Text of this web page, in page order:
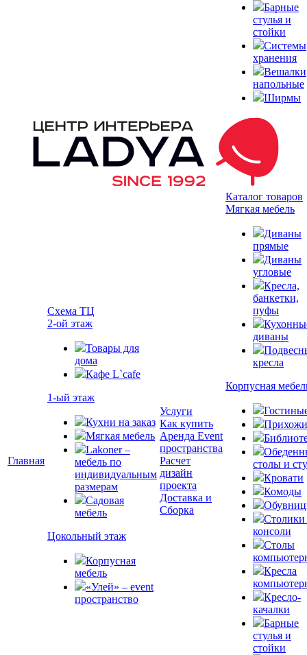
Барные
стулья и
стойки
Системы
хранения
Вешалки
напольные
Ширмы
Главная
Схема ТЦ
2-ой этаж
Товары для
дома
Кафе L`cafe
1-ый этаж
Кухни на заказ
Мягкая мебель
Lakoner –
мебель по
индивидуальным
размерам
Садовая
мебель
Цокольный этаж
Корпусная
мебель
«Улей» – event
пространство
Услуги
Как купить
Аренда Event
пространства
Расчет
дизайн
проекта
Доставка и
Сборка
Каталог товаров
Мягкая мебель
Диваны
прямые
Диваны
угловые
Кресла,
банкетки,
пуфы
диваны
кресла
Корпусная
столы и
Кровати
Комоды
Столики
консоли
Столы
Кресла
Кресло-
качалки
Барные
стулья и
стойки